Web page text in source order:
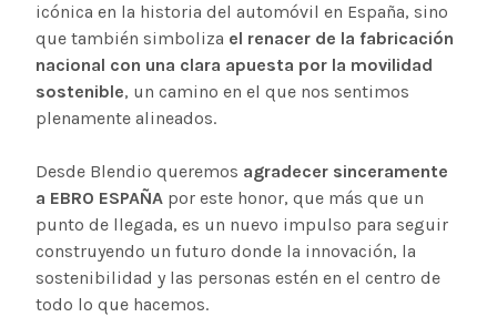
icónica en la historia del automóvil en España, sino
que también simboliza el renacer de la fabricación
nacional con una clara apuesta por la movilidad
sostenible, un camino en el que nos sentimos
plenamente alineados.
Desde Blendio queremos agradecer sinceramente
a EBRO ESPAÑA por este honor, que más que un
punto de llegada, es un nuevo impulso para seguir
construyendo un futuro donde la innovación, la
sostenibilidad y las personas estén en el centro de
todo lo que hacemos.